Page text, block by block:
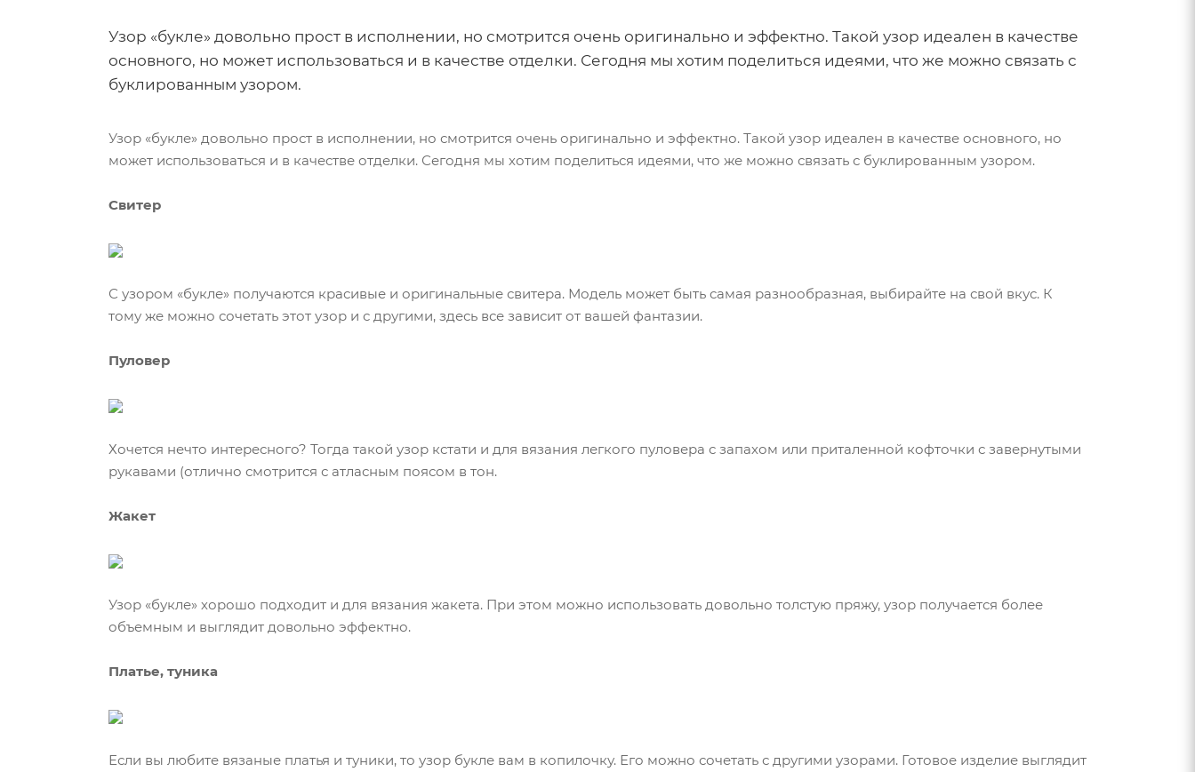
Узор «букле» довольно прост в исполнении, но смотрится очень оригинально и эффектно. Такой узор идеален в качестве
основного, но может использоваться и в качестве отделки. Сегодня мы хотим поделиться идеями, что же можно связать с
буклированным узором.
Узор «букле» довольно прост в исполнении, но смотрится очень оригинально и эффектно. Такой узор идеален в качестве основного, но
может использоваться и в качестве отделки. Сегодня мы хотим поделиться идеями, что же можно связать с буклированным узором.
Свитер
С узором «букле» получаются красивые и оригинальные свитера. Модель может быть самая разнообразная, выбирайте на свой вкус. К
тому же можно сочетать этот узор и с другими, здесь все зависит от вашей фантазии.
Пуловер
Хочется нечто интересного? Тогда такой узор кстати и для вязания легкого пуловера с запахом или приталенной кофточки с завернутыми
рукавами (отлично смотрится с атласным поясом в тон.
Жакет
Узор «букле» хорошо подходит и для вязания жакета. При этом можно использовать довольно толстую пряжу, узор получается более
объемным и выглядит довольно эффектно.
Платье, туника
Если вы любите вязаные платья и туники, то узор букле вам в копилочку. Его можно сочетать с другими узорами. Готовое изделие выглядит